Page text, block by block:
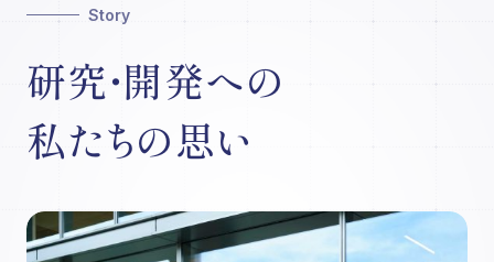
Story
研究・開発への
私たちの思い